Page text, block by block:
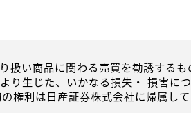
扱い商品に関わる売買を勧誘する
り生じた、いかなる損失・ 損害に
権利は日産証券株式会社に帰属し